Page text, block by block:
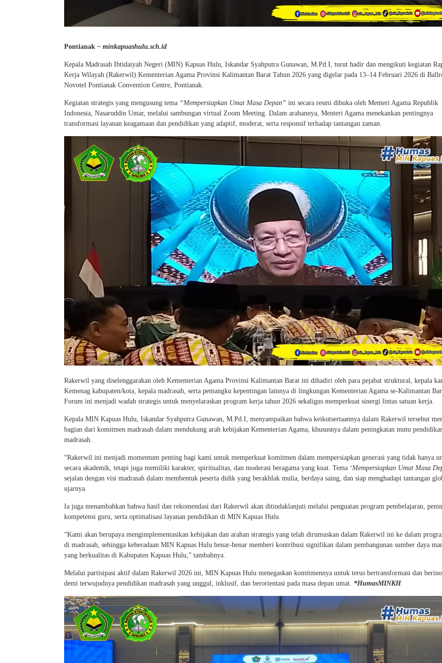
Pontianak – minkapuashulu.sch.id
Kepala Madrasah Ibtidaiyah Negeri (MIN) Kapuas Hulu, Iskandar Syahputra Gunawan, M.Pd.I, turut hadir dan mengikuti kegiatan
Kerja Wilayah (Rakerwil) Kementerian Agama Provinsi Kalimantan Barat Tahun 2026 yang digelar pada 13–14 Februari 2026 di
Novotel Pontianak Convention Centre, Pontianak.
Kegiatan strategis yang mengusung tema “Mempersiapkan Umat Masa Depan” ini secara resmi dibuka oleh Menteri Agama Republik
Indonesia, Nasaruddin Umar, melalui sambungan virtual Zoom Meeting. Dalam arahannya, Menteri Agama menekankan pentingnya
transformasi layanan keagamaan dan pendidikan yang adaptif, moderat, serta responsif terhadap tantangan zaman.
Rakerwil yang diselenggarakan oleh Kementerian Agama Provinsi Kalimantan Barat ini dihadiri oleh para pejabat struktural, kepala
Kemenag kabupaten/kota, kepala madrasah, serta pemangku kepentingan lainnya di lingkungan Kementerian Agama se-Kalimantan
Forum ini menjadi wadah strategis untuk menyelaraskan program kerja tahun 2026 sekaligus memperkuat sinergi lintas satuan kerja.
Kepala MIN Kapuas Hulu, Iskandar Syahputra Gunawan, M.Pd.I, menyampaikan bahwa keikutsertaannya dalam Rakerwil tersebut
bagian dari komitmen madrasah dalam mendukung arah kebijakan Kementerian Agama, khususnya dalam peningkatan mutu
madrasah.
“Rakerwil ini menjadi momentum penting bagi kami untuk memperkuat komitmen dalam mempersiapkan generasi yang tidak hanya
secara akademik, tetapi juga memiliki karakter, spiritualitas, dan moderasi beragama yang kuat. Tema ‘Mempersiapkan Umat Masa
sejalan dengan visi madrasah dalam membentuk peserta didik yang berakhlak mulia, berdaya saing, dan siap menghadapi tantangan
ujarnya.
Ia juga menambahkan bahwa hasil dan rekomendasi dari Rakerwil akan ditindaklanjuti melalui penguatan program pembelajaran,
kompetensi guru, serta optimalisasi layanan pendidikan di MIN Kapuas Hulu.
“Kami akan berupaya mengimplementasikan kebijakan dan arahan strategis yang telah dirumuskan dalam Rakerwil ini ke dalam
di madrasah, sehingga keberadaan MIN Kapuas Hulu benar-benar memberi kontribusi signifikan dalam pembangunan sumber daya
yang berkualitas di Kabupaten Kapuas Hulu,” tambahnya.
Melalui partisipasi aktif dalam Rakerwil 2026 ini, MIN Kapuas Hulu menegaskan komitmennya untuk terus bertransformasi dan
demi terwujudnya pendidikan madrasah yang unggul, inklusif, dan berorientasi pada masa depan umat. *HumasMINKH